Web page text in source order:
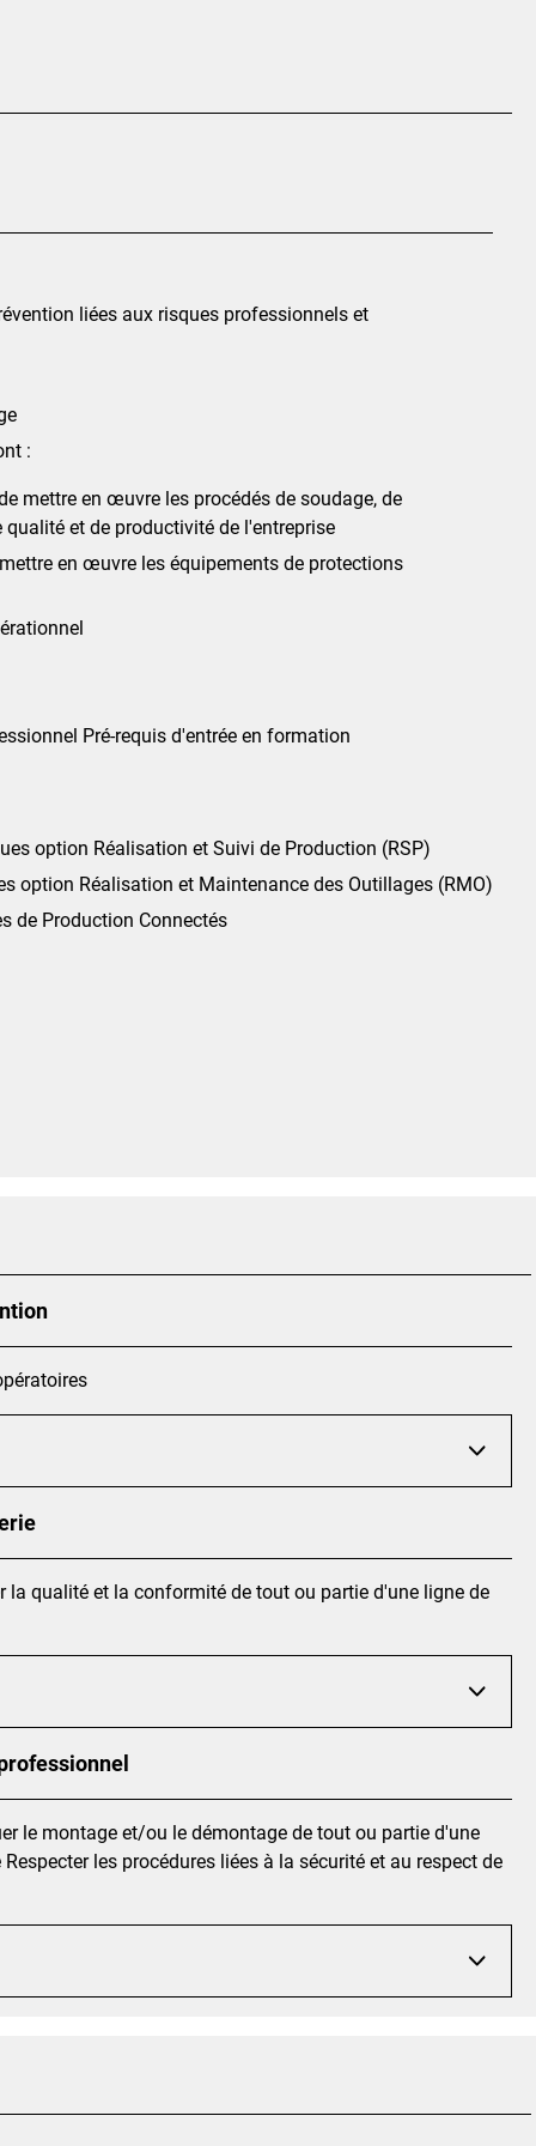
liées aux risques professionnels et
:
mettre en œuvre les procédés de soudage, de
et de productivité de l'entreprise
en œuvre les équipements de protections
Pré-requis d'entrée en formation
option Réalisation et Suivi de Production (RSP)
option Réalisation et Maintenance des Outillages (RMO)
de Production Connectés
qualité et la conformité de tout ou partie d'une ligne de
le montage et/ou le démontage de tout ou partie d'une
les procédures liées à la sécurité et au respect de